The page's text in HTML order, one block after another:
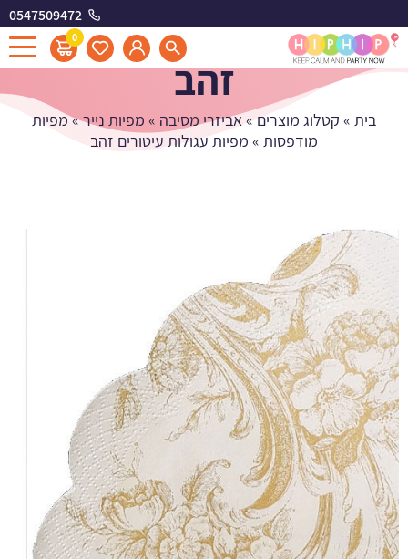
0547509472
0
מפיות עגולות עיטורים
זהב
בית » קטלוג מוצרים »אביזרי מסיבה » מפיות נייר»מפיות
מודפסות » מפיות עגולות עיטורים זהב